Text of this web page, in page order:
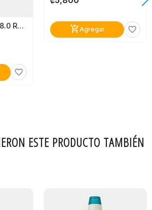
Tinte Color Tech 8.0 Rubio Claro
favorite_border
add_shopping_cartAgregar favorite_border
ESTE PRODUCTO TAMBIÉN